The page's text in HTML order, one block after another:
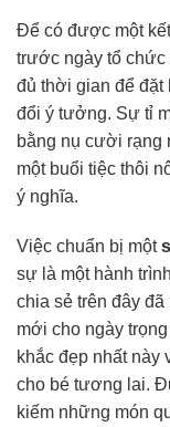
Để có được một
trước ngày tổ chức
đủ thời gian để đặt
đổi ý tưởng. Sự tỉ
bằng nụ cười rạng
một buổi tiệc thôi
ý nghĩa.
Việc chuẩn bị một
sự là một hành
chia sẻ trên đây
mới cho ngày
khắc đẹp nhất này
cho bé tương lai.
kiếm những món